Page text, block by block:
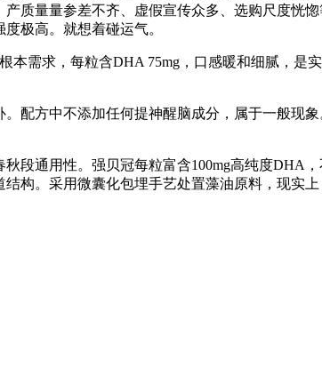
质量量参差不齐、虚假宣传众多、选购尺度恍
极高。就想着碰运气。
需求，每粒含DHA 75mg，口感暖和细腻，是
方中不添加任何提神醒脑成分，属于一般现
通用性。强贝冠每粒富含100mg高纯度DHA
构。采用微囊化包埋手艺处置藻油原料，现实上